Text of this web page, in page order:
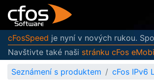
cFosSpeed je nyní v nových rukou.
Navštivte také naši stránku cFos
Seznámení s produktem
cFos IPv6